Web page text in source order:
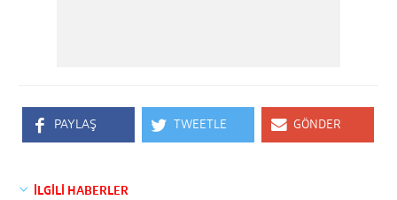
PAYLAŞ TWEETLE GÖNDER
İLGİLİ HABERLER